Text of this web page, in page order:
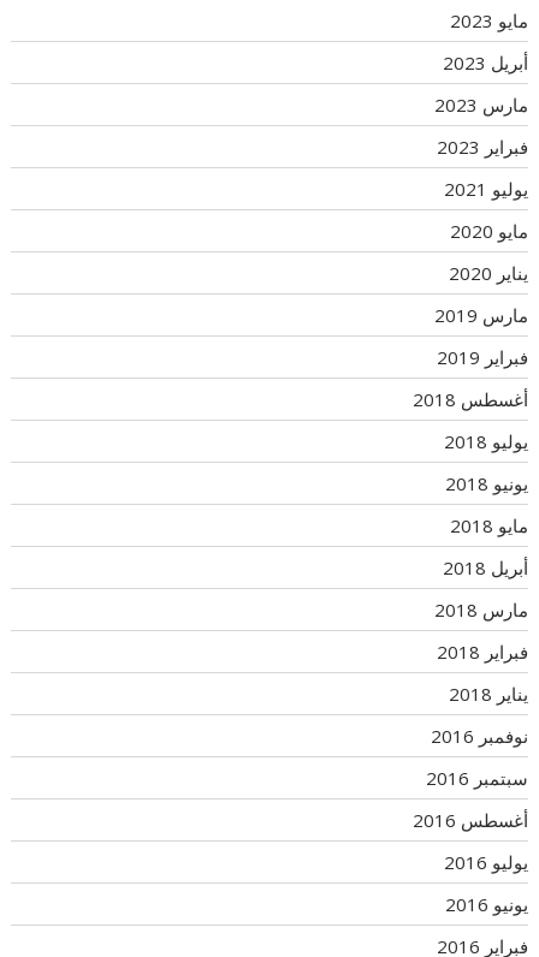
مايو 2023
أبريل 2023
مارس 2023
فبراير 2023
يوليو 2021
مايو 2020
يناير 2020
مارس 2019
فبراير 2019
أغسطس 2018
يوليو 2018
يونيو 2018
مايو 2018
أبريل 2018
مارس 2018
فبراير 2018
يناير 2018
نوفمبر 2016
سبتمبر 2016
أغسطس 2016
يوليو 2016
يونيو 2016
فبراير 2016